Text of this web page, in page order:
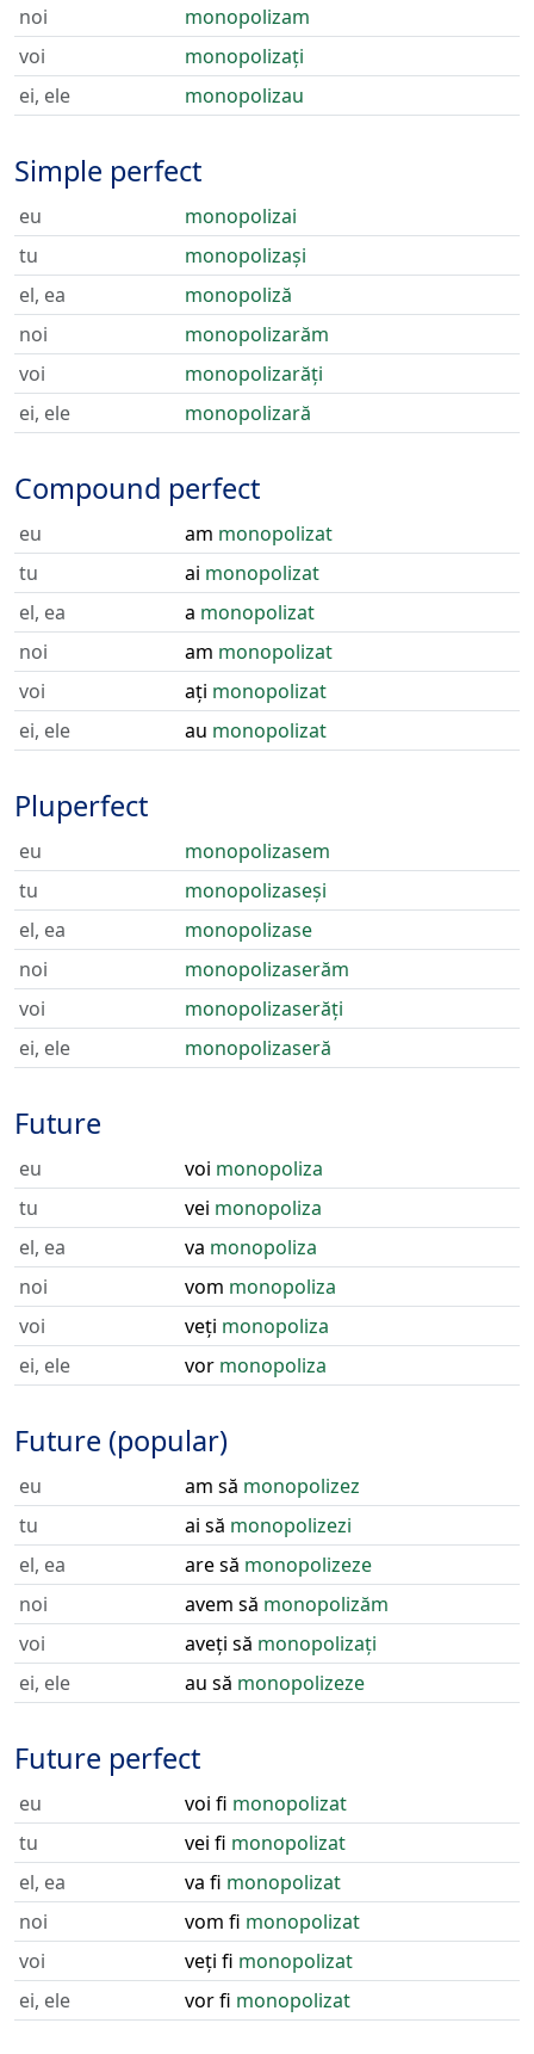
noi
monopolizam
voi
monopolizați
ei, ele
monopolizau
Simple perfect
eu
monopolizai
tu
monopolizași
el, ea
monopoliză
noi
monopolizarăm
voi
monopolizarăți
ei, ele
monopolizară
Compound perfect
eu am monopolizat
tu
ai monopolizat
el, ea
a monopolizat
noi
am monopolizat
voi
ați monopolizat
ei, ele
au monopolizat
Pluperfect
eu
monopolizasem
tu
monopolizaseși
el, ea
monopolizase
noi
monopolizaserăm
voi
monopolizaserăți
ei, ele
monopolizaseră
Future
eu voi monopoliza
tu
vei monopoliza
el, ea
va monopoliza
noi
vom monopoliza
voi
veți monopoliza
ei, ele
vor monopoliza
Future (popular)
eu am să monopolizez
tu
ai să monopolizezi
el, ea
are să monopolizeze
noi
avem să monopolizăm
voi
aveți să monopolizați
ei, ele
au să monopolizeze
Future perfect
eu voi fi monopolizat
tu
vei fi monopolizat
el, ea
va fi monopolizat
noi
vom fi monopolizat
voi
veți fi monopolizat
ei, ele
vor fi monopolizat